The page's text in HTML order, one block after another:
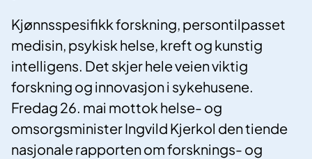
Kjønnsspesifikk forskning, persontilpasset
medisin, psykisk helse, kreft og kunstig
intelligens. Det skjer hele veien viktig
forskning og innovasjon i sykehusene.
Fredag 26. mai mottok helse- og
omsorgsminister Ingvild Kjerkol den tiende
nasjonale rapporten om forsknings- og